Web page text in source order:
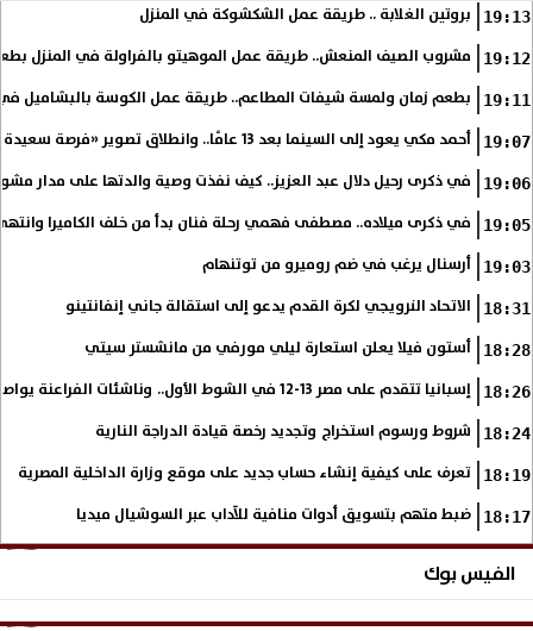
19:13 بروتين الغلابة .. طريقة عمل الشكشوكة في المنزل
19:12 مشروب الصيف المنعش.. طريقة عمل الموهيتو بالفراولة في المنزل
19:11 بطعم زمان ولمسة شيفات المطاعم.. طريقة عمل الكوسة بالبشاميل
19:07 أحمد مكي يعود إلى السينما بعد 13 عامًا.. وانطلاق تصوير «فرصة سعيدة»
19:06 في ذكرى رحيل دلال عبد العزيز.. كيف نفذت وصية والدتها على مدار
19:05 في ذكرى ميلاده.. مصطفى فهمي رحلة فنان بدأ من خلف الكاميرا وانتهى
19:03 أرسنال يرغب في ضم روميرو من توتنهام
18:31 الاتحاد النرويجي لكرة القدم يدعو إلى استقالة جاني إنفانتينو
18:28 أستون فيلا يعلن استعارة ليلي مورفي من مانشستر سيتي
18:26 إسبانيا تتقدم على مصر 13-12 في الشوط الأول.. وناشئات الفراعنة يواصلن حلم بلوغ نهائي مونديال اليد
18:24 شروط ورسوم استخراج وتجديد رخصة قيادة الدراجة النارية
18:19 تعرف على كيفية إنشاء حساب جديد على موقع وزارة الداخلية المصرية
18:17 ضبط متهم بتسويق أدوات منافية للآداب عبر السوشيال ميديا
الفيس بوك